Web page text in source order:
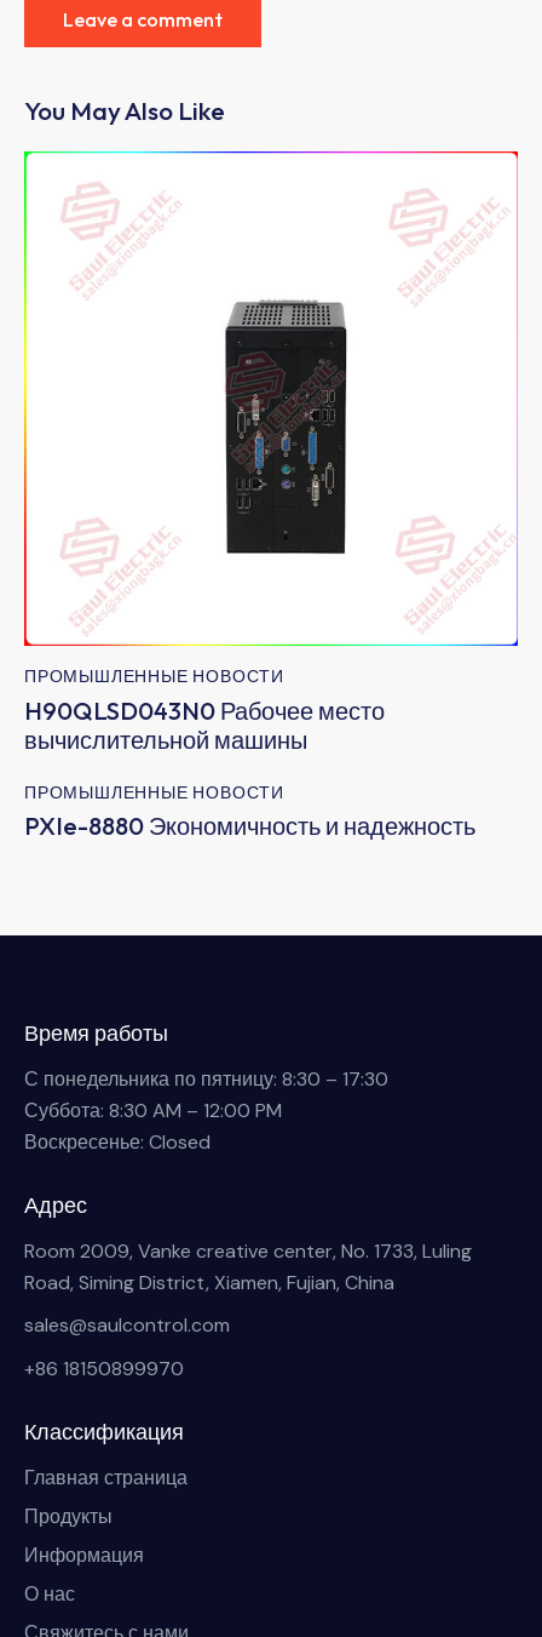
You May Also Like
ПРОМЫШЛЕННЫЕ НОВОСТИ
H90QLSD043N0 Рабочее место
вычислительной машины
ПРОМЫШЛЕННЫЕ НОВОСТИ
PXIe-8880 Экономичность и надежность
Время работы
С понедельника по пятницу: 8:30 – 17:30
Суббота: 8:30 AM – 12:00 PM
Воскресенье: Closed
Адрес
Room 2009, Vanke creative center, No. 1733, Luling
Road, Siming District, Xiamen, Fujian, China
sales@saulcontrol.com
+86 18150899970
Классификация
Главная страница
Продукты
Информация
О нас